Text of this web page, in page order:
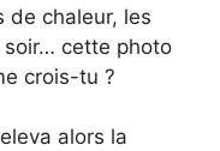
de chaleur, les
soir… cette photo
crois-tu ?
alors la